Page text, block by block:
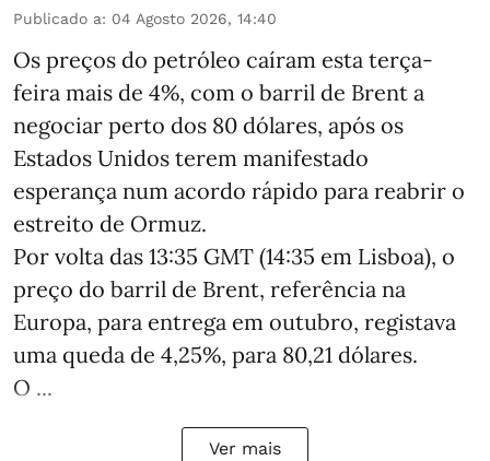
Publicado a: 04 Agosto 2026, 14:40
Os preços do petróleo caíram esta terça-
feira mais de 4%, com o barril de Brent a
negociar perto dos 80 dólares, após os
Estados Unidos terem manifestado
esperança num acordo rápido para reabrir o
estreito de Ormuz.
Por volta das 13:35 GMT (14:35 em Lisboa), o
preço do barril de Brent, referência na
Europa, para entrega em outubro, registava
uma queda de 4,25%, para 80,21 dólares.
O ...
Ver mais